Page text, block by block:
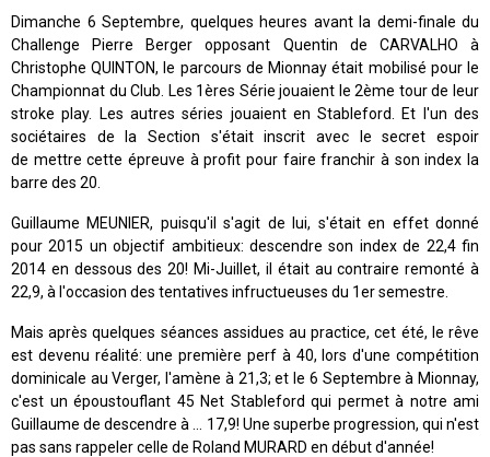
Dimanche 6 Septembre, quelques heures avant la demi-finale du
Challenge Pierre Berger opposant Quentin de CARVALHO à
Christophe QUINTON, le parcours de Mionnay était mobilisé pour le
Championnat du Club. Les 1ères Série jouaient le 2ème tour de leur
stroke play. Les autres séries jouaient en Stableford. Et l'un des
sociétaires de la Section s'était inscrit avec le secret espoir
de mettre cette épreuve à profit pour faire franchir à son index la
barre des 20.
Guillaume MEUNIER, puisqu'il s'agit de lui, s'était en effet donné
pour 2015 un objectif ambitieux: descendre son index de 22,4 fin
2014 en dessous des 20! Mi-Juillet, il était au contraire remonté à
22,9, à l'occasion des tentatives infructueuses du 1er semestre.
Mais après quelques séances assidues au practice, cet été, le rêve
est devenu réalité: une première perf à 40, lors d'une compétition
dominicale au Verger, l'amène à 21,3; et le 6 Septembre à Mionnay,
c'est un époustouflant 45 Net Stableford qui permet à notre ami
Guillaume de descendre à ... 17,9! Une superbe progression, qui n'est
pas sans rappeler celle de Roland MURARD en début d'année!